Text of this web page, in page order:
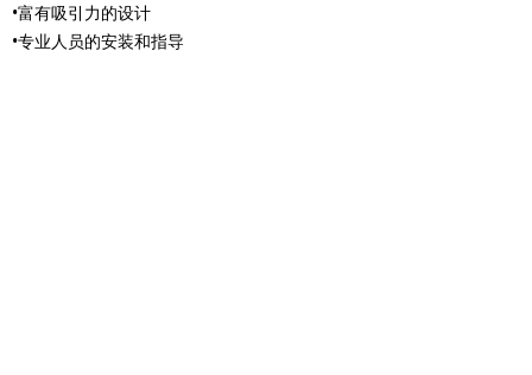
•富有吸引力的设计
•专业人员的安装和指导